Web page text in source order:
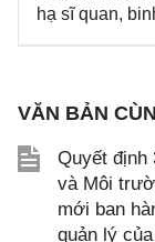
hạ sĩ quan,
VĂN BẢN
Quyết định
và Môi
mới ban
quản lý